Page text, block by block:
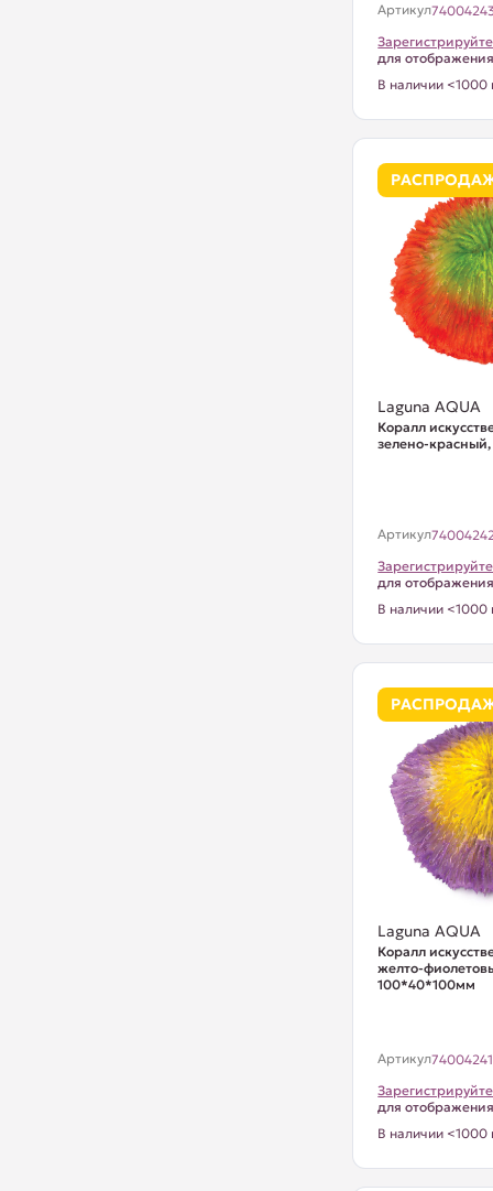
Артикул
для
В наличии <1000
Laguna AQUA
Коралл
зелено-
Артикул
для
В наличии <1000
Laguna AQUA
Коралл
желто-
100*40*100мм
Артикул74004241
для
В наличии <1000